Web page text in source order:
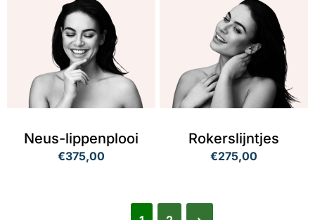
Neus-lippenplooi
€375,00
Rokerslijntjes
€275,00